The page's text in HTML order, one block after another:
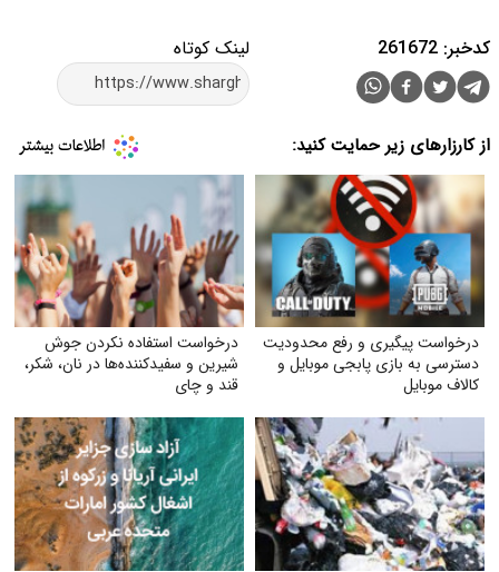
لینک کوتاه کدخبر: 261672
از کارزارهای زیر حمایت کنید:
درخواست پیگیری و رفع محدودیت
دسترسی به بازی پابجی موبایل و
کالاف موبایل
درخواست استفاده نکردن جوش
شیرین و سفیدکننده‌ها در نان، شکر،
قند و چای